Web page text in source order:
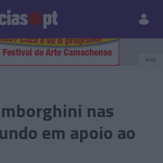
Paisagens
PUB
nas
em apoio ao